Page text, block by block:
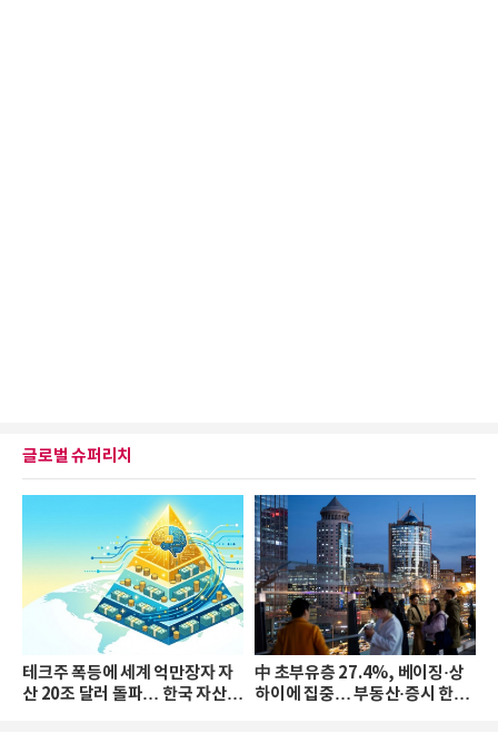
글로벌 슈퍼리치
테크주 폭등에 세계 억만장자 자
산 20조 달러 돌파… 한국 자산
中 초부유층 27.4%, 베이징·상
하이에 집중… 부동산·증시 한파